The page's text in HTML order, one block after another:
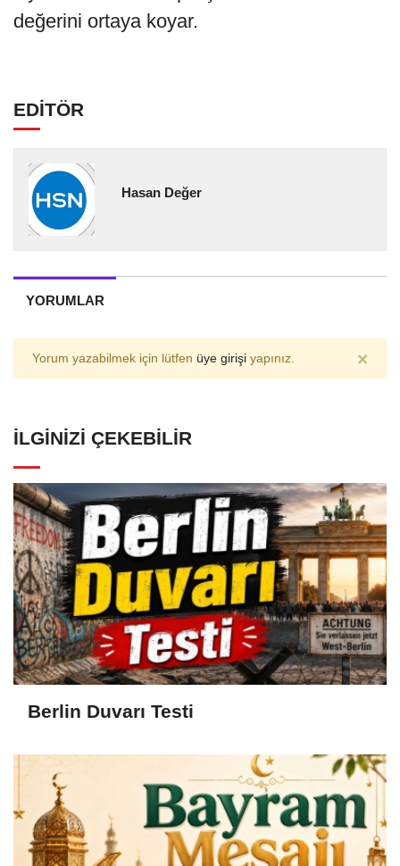
değerini ortaya koyar.
EDİTÖR
Hasan Değer
YORUMLAR
Yorum yazabilmek için lütfen üye girişi yapınız. ×
İLGINIZI ÇEKEBILIR
Berlin Duvarı Testi